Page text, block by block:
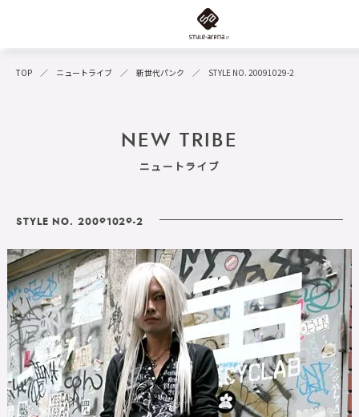
TOP ニュートライブ 新世代パンク STYLE NO. 20091029-2
NEW TRIBE
ニュートライブ
STYLE NO. 20091029-2